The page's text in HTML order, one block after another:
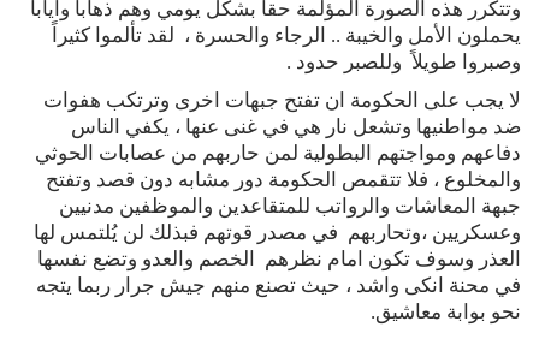
وتتكرر هذه الصورة المؤلمة حقاً بشكل يومي وهم ذهاباً واياباً
يحملون الأمل والخيبة .. الرجاء والحسرة ، لقد تألموا كثيراً
وصبروا طويلاً وللصبر حدود .
لا يجب على الحكومة ان تفتح جبهات اخرى وترتكب هفوات
ضد مواطنيها وتشعل نار هي في غنى عنها ، يكفي الناس
دفاعهم ومواجتهم البطولية لمن حاربهم من عصابات الحوثي
والمخلوع ، فلا تتقمص الحكومة دور مشابه دون قصد وتفتح
جبهة المعاشات والرواتب للمتقاعدين والموظفين مدنيين
وعسكريين ،وتحاربهم في مصدر قوتهم فبذلك لن يُلتمس لها
العذر وسوف تكون امام نظرهم الخصم والعدو وتضع نفسها
في محنة انكى واشد ، حيث تصنع منهم جيش جرار ربما يتجه
نحو بوابة معاشيق.